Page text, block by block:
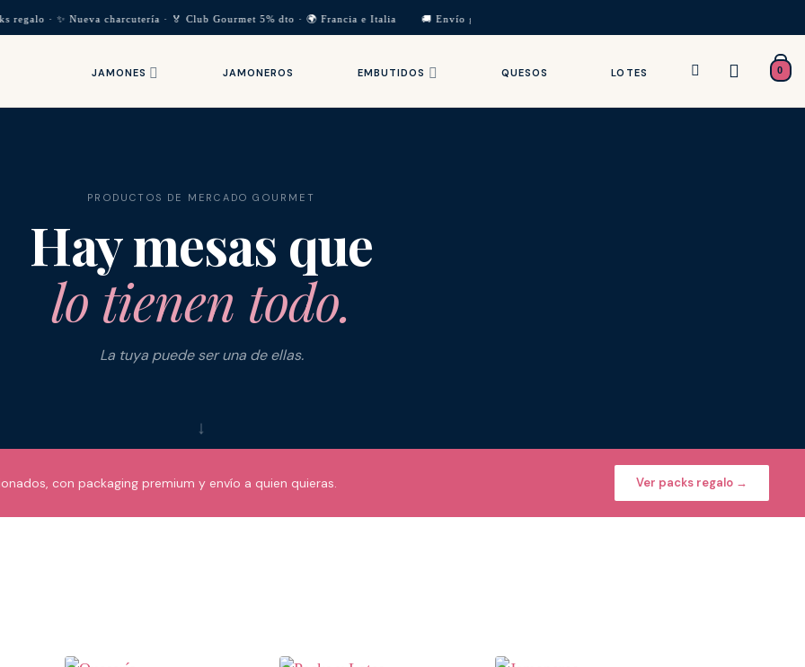
regalo · ✨ Nueva charcutería · 🏅 Club Gourmet 5% dto · 🌍 Francia e Italia 🚚 Envío gratis desde 99€ · ⚡ Entrega 24/72h · 🎁 Packs regalo · ✨
JAMONES JAMONEROS EMBUTIDOS QUESOS LOTES 0
PRODUCTOS DE MERCADO GOURMET
Hay mesas que
lo tienen todo.
La tuya puede ser una de ellas.
↓
con packaging premium y envío a quien quieras. Ver packs regalo →